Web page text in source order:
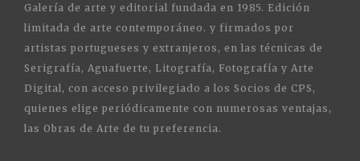
Galería de arte y editorial fundada en 1985. Edición
limitada de arte contemporáneo. y firmados por
artistas portugueses y extranjeros, en las técnicas de
Serigrafía, Aguafuerte, Litografía, Fotografía y Arte
Digital, con acceso privilegiado a los Socios de CPS,
quienes elige periódicamente con numerosas ventajas,
las Obras de Arte de tu preferencia.